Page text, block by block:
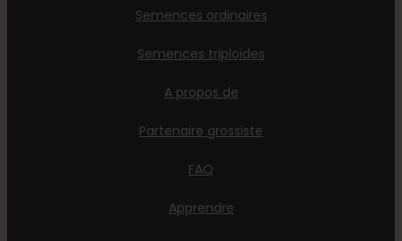
Semences ordinaires
Semences triploïdes
A propos de
Partenaire grossiste
FAQ
Apprendre